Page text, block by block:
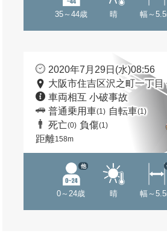
35～44歳 晴 幅～
2020年7月29日(水)08:56
大阪市住吉区沢之町一丁目
車両相互 小破事故
普通乗用車(1) 自転車(1)
死亡(0) 負傷(1)
距離158m
0～24歳
他
晴 幅～